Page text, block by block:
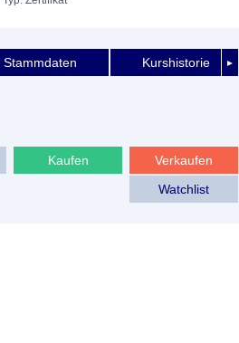
►
Stammdaten Kurshistorie
Verkaufen
Kaufen
Watchlist